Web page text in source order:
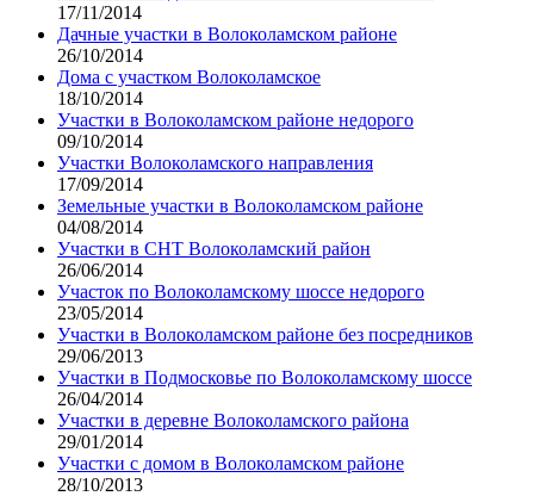
17/11/2014
Дачные участки в Волоколамском районе
26/10/2014
Дома с участком Волоколамское
18/10/2014
Участки в Волоколамском районе недорого
09/10/2014
Участки Волоколамского направления
17/09/2014
Земельные участки в Волоколамском районе
04/08/2014
Участки в СНТ Волоколамский район
26/06/2014
Участок по Волоколамскому шоссе недорого
23/05/2014
Участки в Волоколамском районе без посредников
29/06/2013
Участки в Подмосковье по Волоколамскому шоссе
26/04/2014
Участки в деревне Волоколамского района
29/01/2014
Участки с домом в Волоколамском районе
28/10/2013